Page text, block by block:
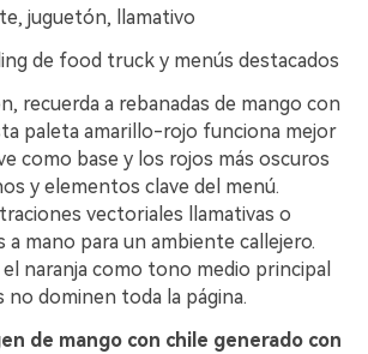
juguetón, llamativo
de food truck y menús destacados
recuerda a rebanadas de mango con
paleta amarillo-rojo funciona mejor
como base y los rojos más oscuros
y elementos clave del menú.
vectoriales llamativas o
a mano para un ambiente callejero.
naranja como tono medio principal
no dominen toda la página.
de mango con chile generado con